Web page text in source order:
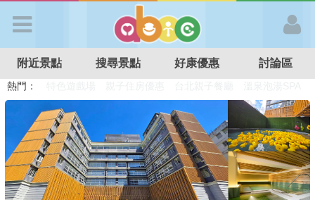
APP登入
首 頁
搜尋景點
附近景點 搜尋景點 好康優惠 討論區
熱門：
特色遊戲場
親子住房優惠 台北親子餐廳 溫泉泡湯SPA